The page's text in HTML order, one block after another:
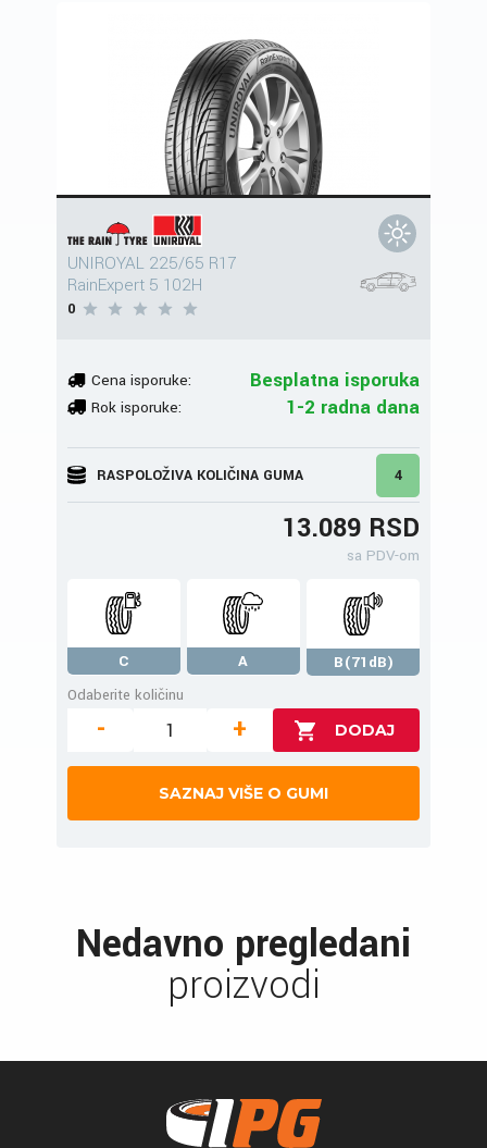
UNIROYAL 225/65 R17
RainExpert 5 102H
0
Cena isporuke: Besplatna isporuka
Rok isporuke: 1-2 radna dana
RASPOLOŽIVA KOLIČINA GUMA 4
13.089 RSD
sa PDV-om
C A
B(71dB)
Odaberite količinu
- +
SAZNAJ VIŠE O GUMI
Nedavno pregledani
proizvodi